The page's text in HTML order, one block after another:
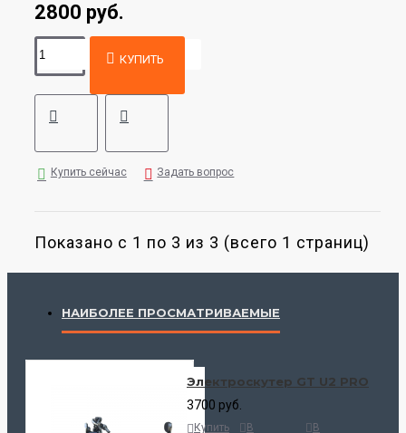
2800 руб.
КУПИТЬ
Купить сейчас Задать вопрос
Показано с 1 по 3 из 3 (всего 1 страниц)
НАИБОЛЕЕ ПРОСМАТРИВАЕМЫЕ
Электроскутер GT U2 PRO
3700 руб.
Купить В В